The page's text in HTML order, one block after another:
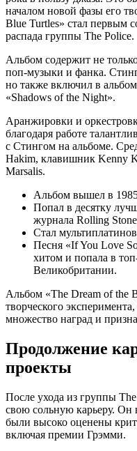
началом новой фазы его
Blue Turtles» стал первым
распада группы The Police.
Альбом содержит не
поп-музыки и фанка.
но также включил в
«Shadows of the Night».
Аранжировки и
благодаря работе
с Стингом на альбоме.
Hakim, клавишник Kenny
Marsalis.
Альбом вышел в
Попал в десятку
журнала Rolling
Стал
Песня «If You Love
хитом и попала в
Великобритании.
Альбом «The Dream of the
творческого
множество наград и
Продолжение
проекты
После ухода из группы
свою сольную карьеру. Он
были высоко оценены
включая премии Грэмми.